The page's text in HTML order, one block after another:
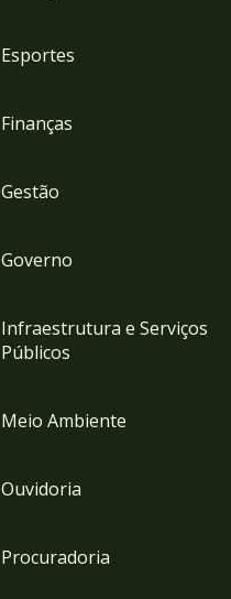
Esportes
Finanças
Gestão
Governo
Infraestrutura e Serviços
Públicos
Meio Ambiente
Ouvidoria
Procuradoria